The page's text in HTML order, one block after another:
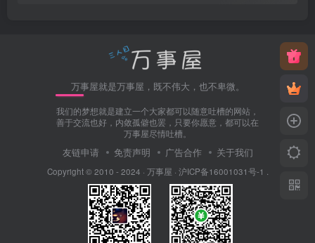
万事屋就是万事屋，既不伟大，也不卑微。
我们的梦想就是建立一个大家都可以随意吐槽的网站，
善于交流也好，内敛孤僻也罢，只要你愿意，都可以在
万事屋尽情吐槽。
友链申请 免责声明 广告合作 关于我们
Copyright © 2010 - 2024 · 万事屋 · 沪ICP备16001031号-1